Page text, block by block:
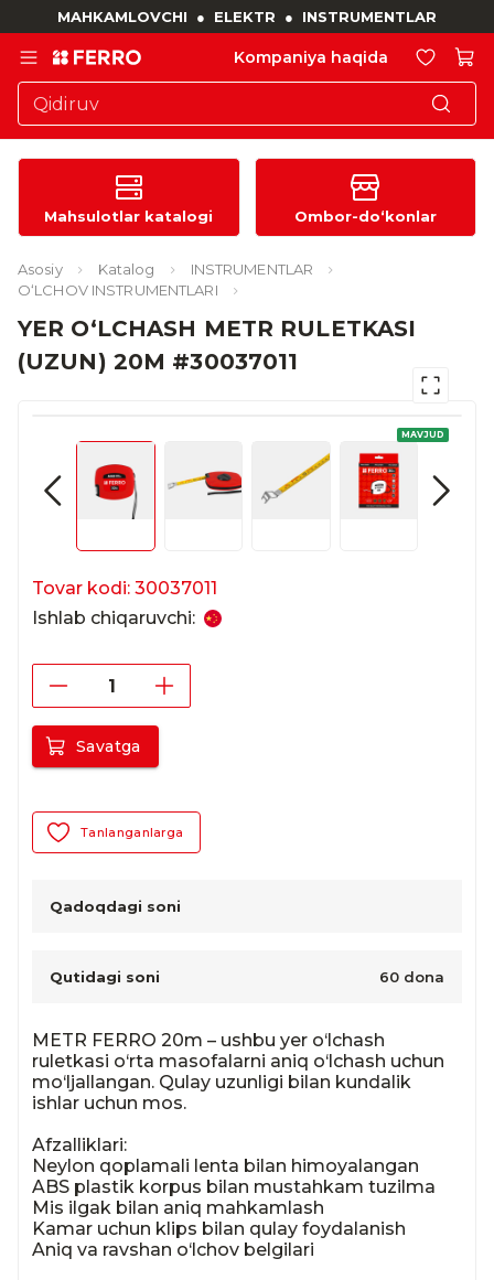
MAHKAMLOVCHI ● ELEKTR ● INSTRUMENTLAR
Kompaniya haqida
Mahsulotlar katalogi Ombor-do‘konlar
Asosiy Katalog
INSTRUMENTLAR
O‘LCHOV INSTRUMENTLARI
YER O‘LCHASH METR RULETKASI
(UZUN) 20M #30037011
MAVJUD
Tovar kodi: 30037011
Ishlab chiqaruvchi:
Savatga
Tanlanganlarga
Qadoqdagi soni
Qutidagi soni 60 dona
METR FERRO 20m – ushbu yer o‘lchash
ruletkasi o‘rta masofalarni aniq o‘lchash uchun
mo‘ljallangan. Qulay uzunligi bilan kundalik
ishlar uchun mos.
Afzalliklari:
Neylon qoplamali lenta bilan himoyalangan
ABS plastik korpus bilan mustahkam tuzilma
Mis ilgak bilan aniq mahkamlash
Kamar uchun klips bilan qulay foydalanish
Aniq va ravshan o‘lchov belgilari